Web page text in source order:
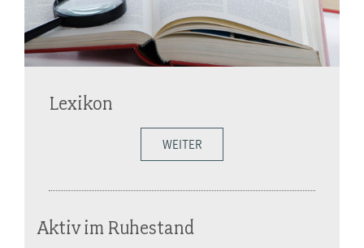
Lexikon
WEITER
Aktiv im Ruhestand